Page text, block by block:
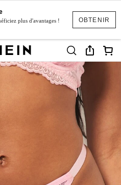
OBTENIR
plus d'avantages !